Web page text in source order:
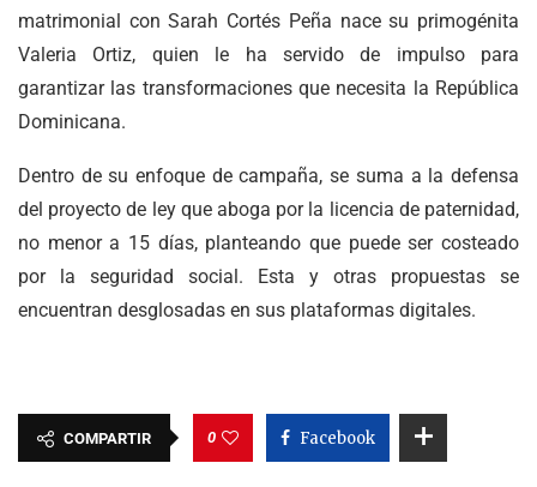
matrimonial con Sarah Cortés Peña nace su primogénita
Valeria Ortiz, quien le ha servido de impulso para
garantizar las transformaciones que necesita la República
Dominicana.
Dentro de su enfoque de campaña, se suma a la defensa
del proyecto de ley que aboga por la licencia de paternidad,
no menor a 15 días, planteando que puede ser costeado
por la seguridad social. Esta y otras propuestas se
encuentran desglosadas en sus plataformas digitales.
COMPARTIR 0 Facebook